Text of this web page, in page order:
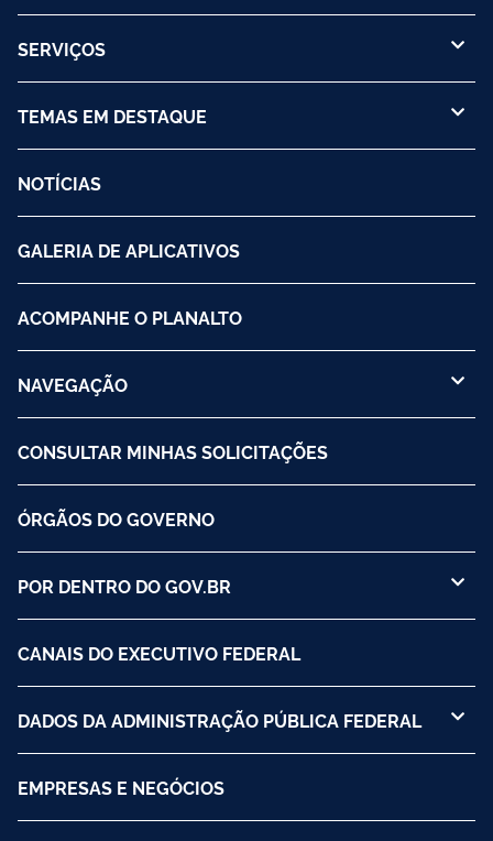
SERVIÇOS
TEMAS EM DESTAQUE
NOTÍCIAS
GALERIA DE APLICATIVOS
ACOMPANHE O PLANALTO
NAVEGAÇÃO
CONSULTAR MINHAS SOLICITAÇÕES
ÓRGÃOS DO GOVERNO
POR DENTRO DO GOV.BR
CANAIS DO EXECUTIVO FEDERAL
DADOS DA ADMINISTRAÇÃO PÚBLICA FEDERAL
EMPRESAS E NEGÓCIOS